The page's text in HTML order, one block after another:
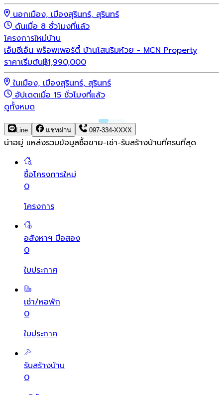
นอกเมือง, เมืองสุรินทร์, สุรินทร์
ดันเมื่อ 8 ชั่วโมงที่แล้ว
โครงการใหม่บ้าน
เอ็มซีเอ็น พร็อพเพอร์ตี้ บ้านโสนริมห้วย - MCN Property
ราคาเริ่มต้น฿1,990,000
ในเมือง, เมืองสุรินทร์, สุรินทร์
อัปเดตเมื่อ 15 ชั่วโมงที่แล้ว
ดูทั้งหมด
Line แชทผ่าน 097-334-XXXX
น่าอยู่ แหล่งรวมข้อมูลซื้อขาย-เช่า-รับสร้างบ้านที่ครบที่สุด
ซื้อโครงการใหม่
0
โครงการ
อสังหาฯ มือสอง
0
ใบประกาศ
เช่า/หอพัก
0
ใบประกาศ
รับสร้างบ้าน
0